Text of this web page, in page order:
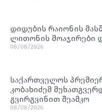
დიდუბის რაიონის
ლითონის მოაჯირები
08/08/2026
საქართველოს
კობახიძემ
გვირგვინით შეამკო
08/08/2026